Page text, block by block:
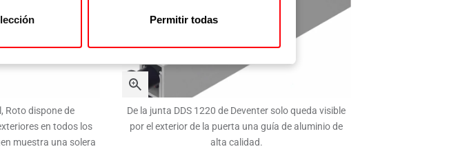
Permitir todas
Roto dispone de
en todos los
muestra una solera
De la junta DDS 1220 de Deventer solo queda visible
por el exterior de la puerta una guía de aluminio de
alta calidad.